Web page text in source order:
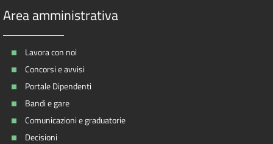
Area amministrativa
Lavora con noi
Concorsi e avvisi
Portale Dipendenti
Bandi e gare
Comunicazioni e graduatorie
Decisioni